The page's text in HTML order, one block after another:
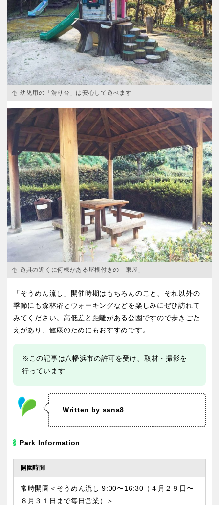
幼児用の「滑り台」は安心して遊べます
遊具の近くに何棟かある屋根付きの「東屋」
「そうめん流し」開催時期はもちろんのこと、それ以外の
季節にも森林浴とウォーキングなどを楽しみにぜひ訪れて
みてください。高低差と距離がある公園ですので歩きごた
えがあり、健康のためにもおすすめです。
※この記事は八幡浜市の許可を受け、取材・撮影を
行っています
Written by sana8
Park Information
開園時間
常時開園＜そうめん流し 9:00〜16:30（４月２９日〜
８月３１日まで毎日営業）＞